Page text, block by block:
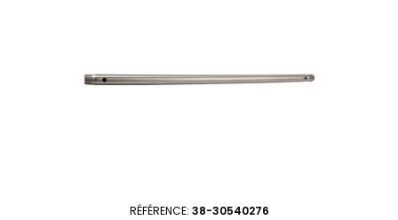
RÉFÉRENCE: 38-30540276